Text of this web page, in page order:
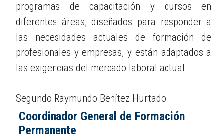
programas de capacitación y cursos en
diferentes áreas, diseñados para responder a
las necesidades actuales de formación de
profesionales y empresas, y están adaptados a
las exigencias del mercado laboral actual.
Segundo Raymundo Benítez Hurtado
Coordinador General de Formación
Permanente